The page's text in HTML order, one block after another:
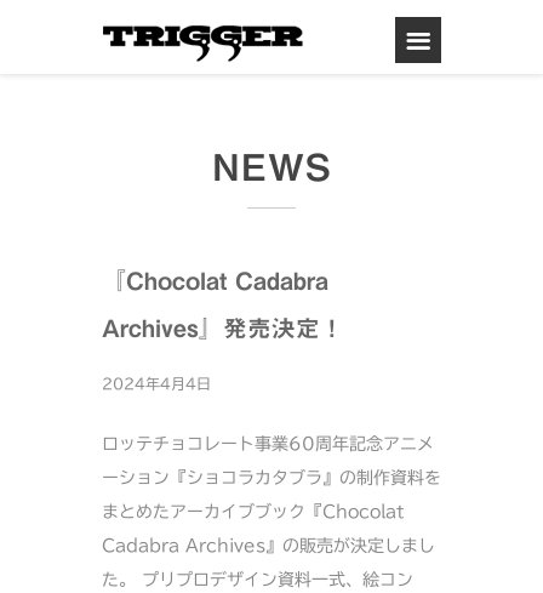
NEWS
『Chocolat Cadabra
Archives』発売決定！
2024年4月4日
ロッテチョコレート事業60周年記念アニメ
ーション『ショコラカタブラ』の制作資料を
まとめたアーカイブブック『Chocolat
Cadabra Archives』の販売が決定しまし
た。 プリプロデザイン資料一式、絵コン